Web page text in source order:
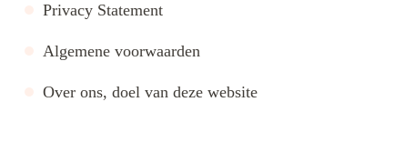
Privacy Statement
Algemene voorwaarden
Over ons, doel van deze website